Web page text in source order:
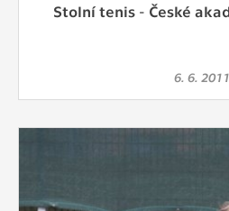
Stolní tenis - České
6. 6. 2011